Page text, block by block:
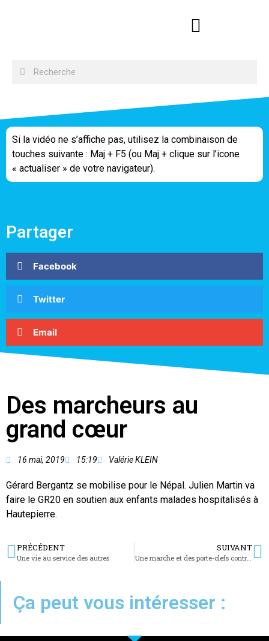
Si la vidéo ne s’affiche pas, utilisez la combinaison de
touches suivante : Maj + F5 (ou Maj + clique sur l’icone
« actualiser » de votre navigateur).
Partager
Facebook
Twitter
Email
Des marcheurs au
grand cœur
16 mai, 2019 15:19 Valérie KLEIN
Gérard Bergantz se mobilise pour le Népal. Julien Martin va
faire le GR20 en soutien aux enfants malades hospitalisés à
Hautepierre.
PRÉCÉDENT
Une vie au service des autres
SUIVANT
Une marche et des porte-clefs contre le cancer
Ça peut vous intéresser :